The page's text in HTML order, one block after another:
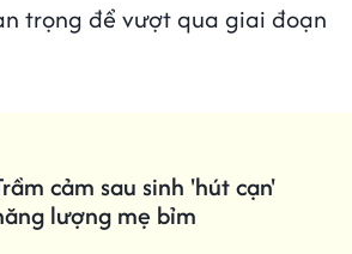
trọng để vượt qua giai đoạn
cảm sau sinh 'hút cạn'
lượng mẹ bỉm